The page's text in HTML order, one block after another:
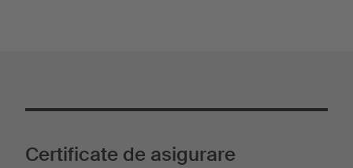
Certificate de asigurare